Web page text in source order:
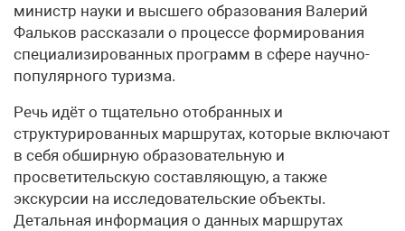
министр науки и высшего образования Валерий
Фальков рассказали о процессе формирования
специализированных программ в сфере научно-
популярного туризма.
Речь идёт о тщательно отобранных и
структурированных маршрутах, которые включают
в себя обширную образовательную и
просветительскую составляющую, а также
экскурсии на исследовательские объекты.
Детальная информация о данных маршрутах